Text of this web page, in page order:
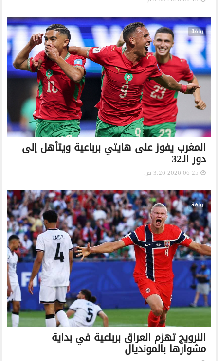
رياضة
المغرب يفوز على هايتي برباعية ويتأهل إلى
دور الـ32
رياضة
النرويج تهزم العراق برباعية في بداية
مشوارها بالمونديال